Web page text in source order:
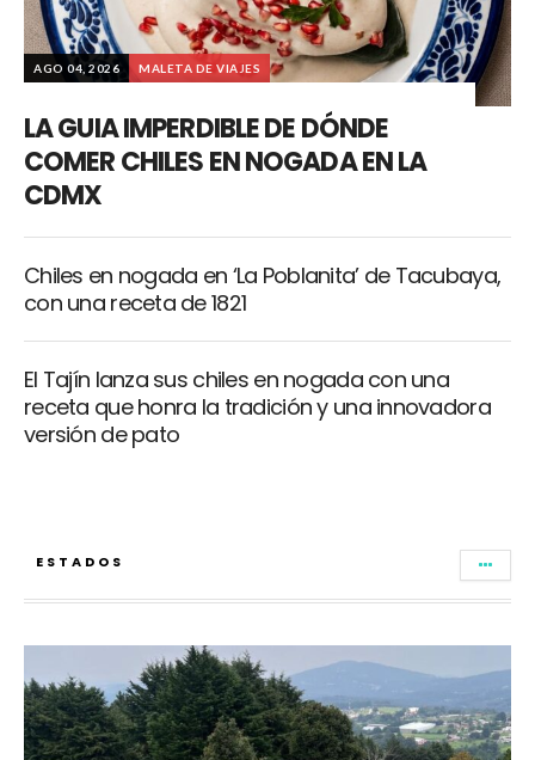
AGO 04, 2026 MALETA DE VIAJES
LA GUIA IMPERDIBLE DE DÓNDE
COMER CHILES EN NOGADA EN LA
CDMX
Chiles en nogada en ‘La Poblanita’ de Tacubaya,
con una receta de 1821
El Tajín lanza sus chiles en nogada con una
receta que honra la tradición y una innovadora
versión de pato
ESTADOS